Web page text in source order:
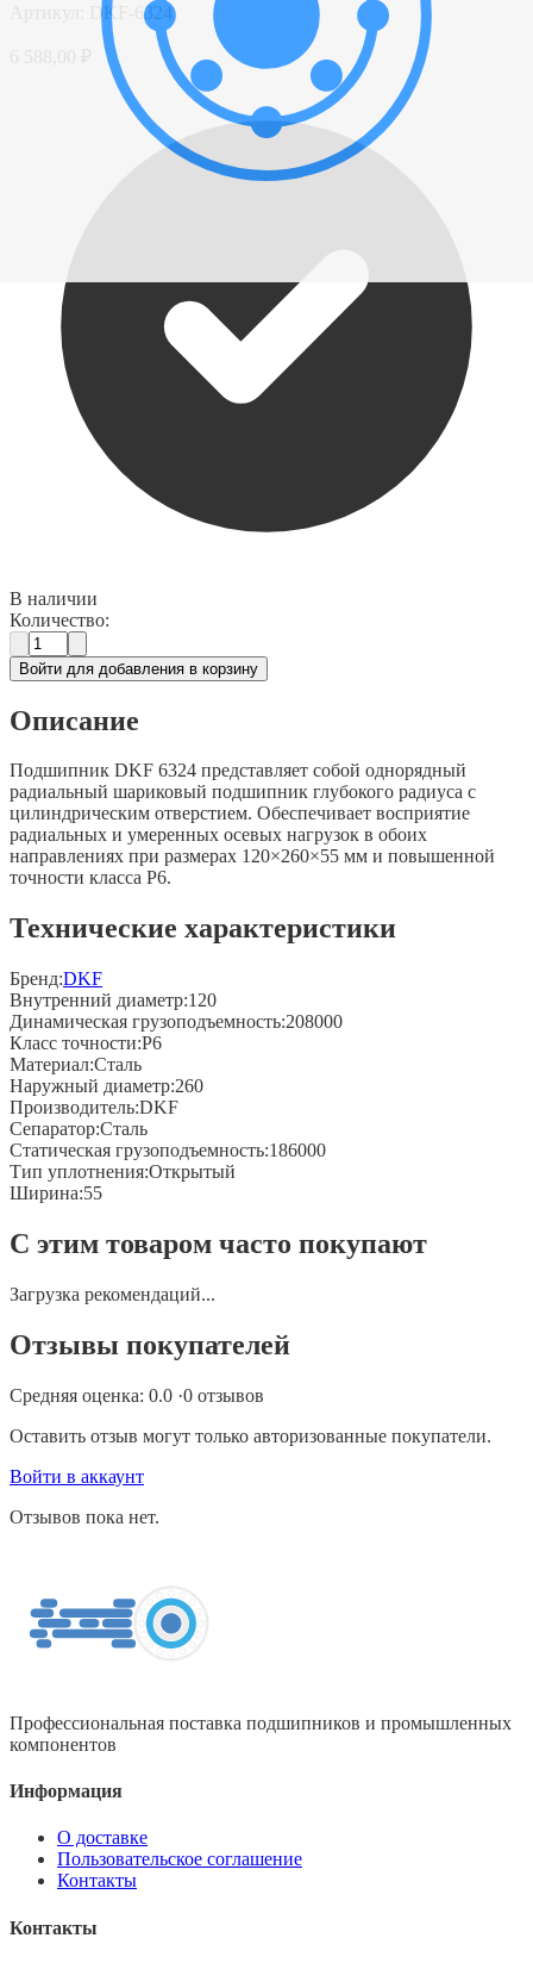
DKF-6324
В наличии
Количество:
Войти для добавления в корзину
Описание
Подшипник DKF 6324 представляет собой однорядный
радиальный шариковый подшипник глубокого радиуса с
цилиндрическим отверстием. Обеспечивает восприятие
радиальных и умеренных осевых нагрузок в обоих
направлениях при размерах 120×260×55 мм и повышенной
точности класса P6.
Технические характеристики
Бренд:DKF
Внутренний диаметр:120
Динамическая грузоподъемность:208000
Класс точности:P6
Материал:Сталь
Наружный диаметр:260
Производитель:DKF
Сепаратор:Сталь
Статическая грузоподъемность:186000
Тип уплотнения:Открытый
Ширина:55
С этим товаром часто покупают
Загрузка рекомендаций...
Отзывы покупателей
Средняя оценка: 0.0 ·0 отзывов
Оставить отзыв могут только авторизованные покупатели.
Войти в аккаунт
Отзывов пока нет.
Профессиональная поставка подшипников и промышленных
компонентов
Информация
О доставке
Пользовательское соглашение
Контакты
Контакты